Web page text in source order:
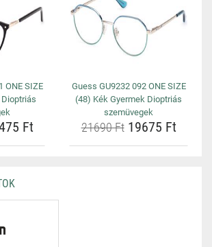
ONE SIZE
Ft
Guess GU9232 092 ONE SIZE
(48) Kék Gyermek Dioptriás
szemüvegek
21690 Ft19675 Ft